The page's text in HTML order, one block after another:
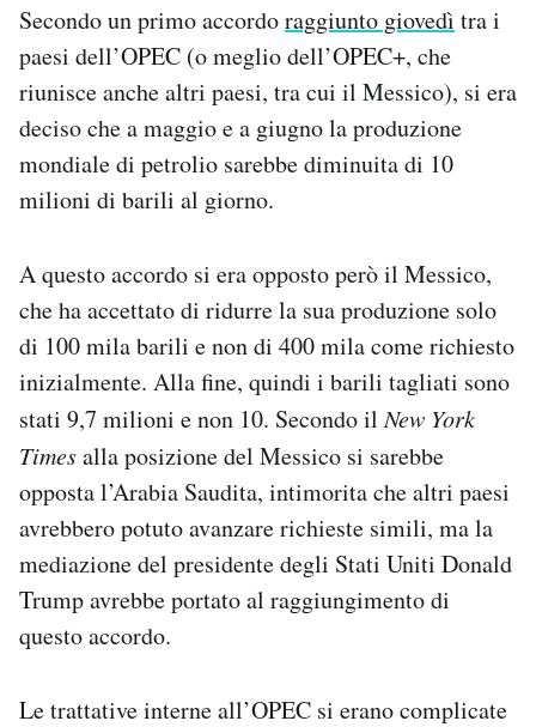
Hai bisogno di aiuto?
Esci
Secondo un primo accordoraggiunto giovedì tra i
paesi dell’OPEC (o meglio dell’OPEC+, che
riunisce anche altri paesi, tra cui il Messico), si era
deciso che a maggio e a giugno la produzione
mondiale di petrolio sarebbe diminuita di 10
milioni di barili al giorno.
A questo accordo si era opposto però il Messico,
che ha accettato di ridurre la sua produzione solo
di 100 mila barili e non di 400 mila come richiesto
inizialmente. Alla fine, quindi i barili tagliati sono
stati 9,7 milioni e non 10. Secondo ilNew York
Timesalla posizione del Messico si sarebbe
opposta l’Arabia Saudita, intimorita che altri paesi
avrebbero potuto avanzare richieste simili, ma la
mediazione del presidente degli Stati Uniti Donald
Trump avrebbe portato al raggiungimento di
questo accordo.
Le trattative interne all’OPEC si erano complicate